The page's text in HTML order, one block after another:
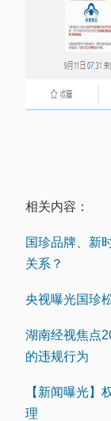
相关内容：
国珍品牌、新
关系？
央视曝光国珍
湖南经视焦点
的违规行为
【新闻曝光】
理